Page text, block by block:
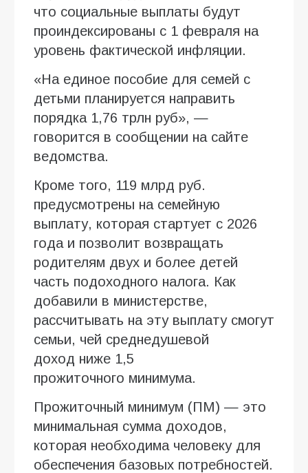
что социальные выплаты будут
проиндексированы с 1 февраля на
уровень фактической инфляции.
«На единое пособие для семей с
детьми планируется направить
порядка 1,76 трлн руб», —
говорится в сообщении на сайте
ведомства.
Кроме того, 119 млрд руб.
предусмотрены на семейную
выплату, которая стартует с 2026
года и позволит возвращать
родителям двух и более детей
часть подоходного налога. Как
добавили в министерстве,
рассчитывать на эту выплату смогут
семьи, чей среднедушевой
доход ниже 1,5
прожиточного минимума.
Прожиточный минимум (ПМ) — это
минимальная сумма доходов,
которая необходима человеку для
обеспечения базовых потребностей.